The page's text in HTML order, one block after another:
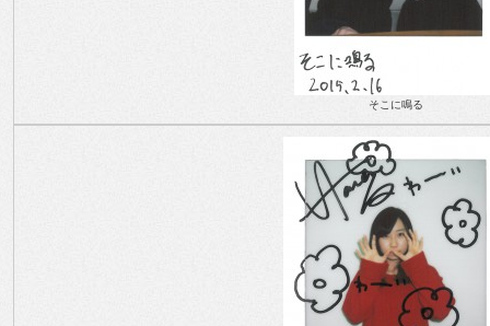
そこに鳴る